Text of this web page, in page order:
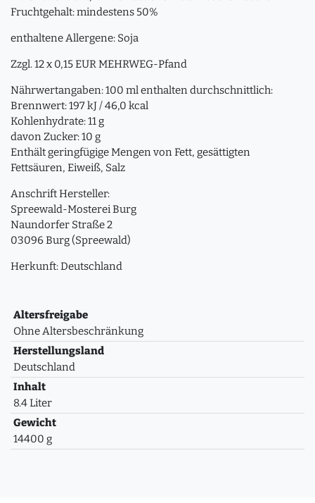
Fruchtgehalt: mindestens 50%
enthaltene Allergene: Soja
Zzgl. 12 x 0,15 EUR MEHRWEG-Pfand
Nährwertangaben: 100 ml enthalten durchschnittlich:
Brennwert: 197 kJ / 46,0 kcal
Kohlenhydrate: 11 g
davon Zucker: 10 g
Enthält geringfügige Mengen von Fett, gesättigten
Fettsäuren, Eiweiß, Salz
Anschrift Hersteller:
Spreewald-Mosterei Burg
Naundorfer Straße 2
03096 Burg (Spreewald)
Herkunft: Deutschland
Altersfreigabe
Ohne Altersbeschränkung
Herstellungsland
Deutschland
Inhalt
8.4 Liter
Gewicht
14400 g